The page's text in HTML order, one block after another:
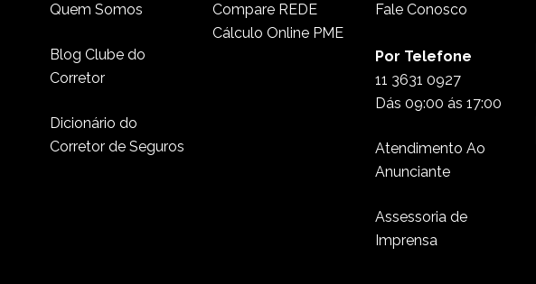
Quem Somos
Blog Clube do
Corretor
Dicionário do
Corretor de Seguros
Compare REDE
Cálculo Online PME
Fale Conosco
Por Telefone
11 3631 0927
Dás 09:00 ás 17:00
Atendimento Ao
Anunciante
Assessoria de
Imprensa